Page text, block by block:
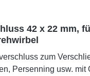
42 x 22 mm,
zum
Persenning usw. mit